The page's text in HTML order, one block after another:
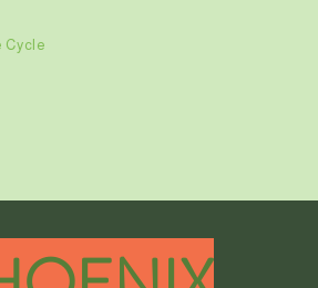
Cycle